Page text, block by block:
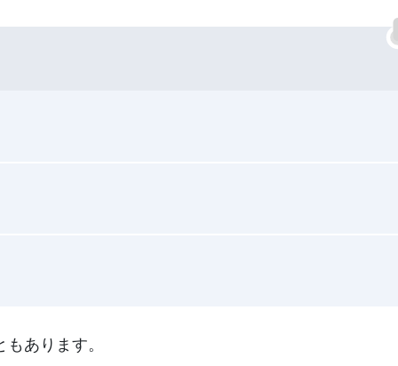
あります。